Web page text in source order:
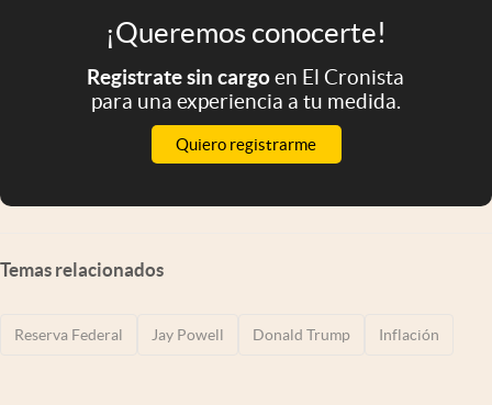
¡Queremos conocerte!
Registrate sin cargoen El Cronista
para una experiencia a tu medida.
Quiero registrarme
Temas relacionados
Reserva Federal Jay Powell Donald Trump Inflación